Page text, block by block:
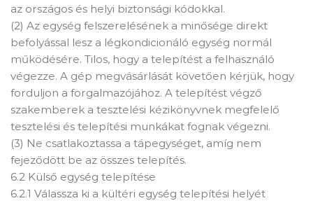
az országos és helyi biztonsági kódokkal.
(2) Az egység felszerelésének a minősége direkt
befolyással lesz a légkondicionáló egység normál
működésére. Tilos, hogy a telepítést a felhasználó
végezze. A gép megvásárlását követően kérjük, hogy
forduljon a forgalmazójához. A telepítést végző
szakemberek a tesztelési kézikönyvnek megfelelő
tesztelési és telepítési munkákat fognak végezni.
(3) Ne csatlakoztassa a tápegységet, amíg nem
fejeződött be az összes telepítés.
6.2 Külső egység telepítése
6.2.1 Válassza ki a kültéri egység telepítési helyét